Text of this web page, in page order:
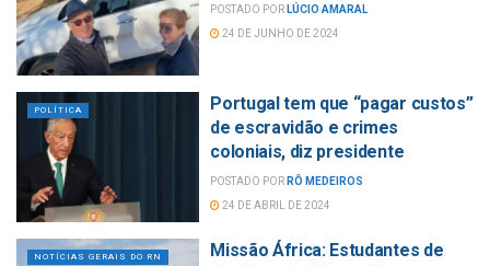
POSTADO POR LÚCIO AMARAL
24 DE JUNHO DE 2024
POLÍTICA
Portugal tem que “pagar custos”
de escravidão e crimes
coloniais, diz presidente
POSTADO POR RÔ MEDEIROS
24 DE ABRIL DE 2024
NOTÍCIAS GERAIS DO RN
Missão África: Estudantes de